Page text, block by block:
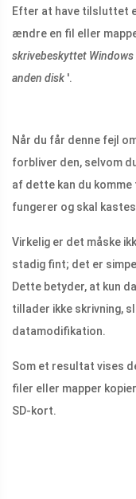
Efter at have tilsluttet
ændre en fil eller
skrivebeskyttet Windows
anden disk '.
Når du får denne fejl
forbliver den, selvom
af dette kan du
fungerer og skal
Virkelig er det måske
stadig fint; det er
Dette betyder, at kun
tillader ikke skrivning,
datamodifikation.
Som et resultat vises
filer eller mapper
SD-kort.